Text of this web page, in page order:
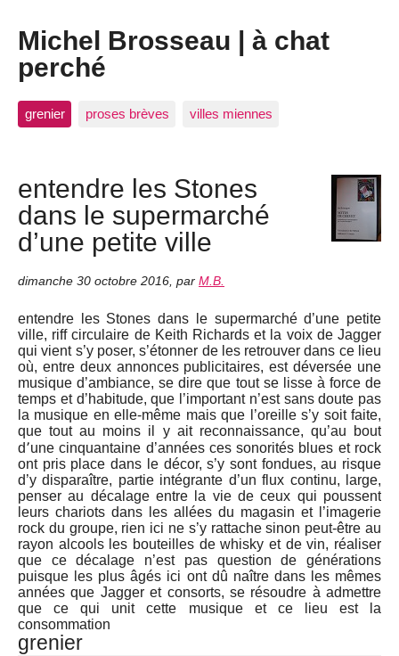
Michel Brosseau | à chat
perché
grenier proses brèves villes miennes
entendre les Stones
dans le supermarché
d’une petite ville
dimanche 30 octobre 2016, par M.B.
entendre les Stones dans le supermarché d’une petite
ville, riff circulaire de Keith Richards et la voix de Jagger
qui vient s’y poser, s’étonner de les retrouver dans ce lieu
où, entre deux annonces publicitaires, est déversée une
musique d’ambiance, se dire que tout se lisse à force de
temps et d’habitude, que l’important n’est sans doute pas
la musique en elle-même mais que l’oreille s’y soit faite,
que tout au moins il y ait reconnaissance, qu’au bout
d՚une cinquantaine d’années ces sonorités blues et rock
ont pris place dans le décor, s’y sont fondues, au risque
d’y disparaître, partie intégrante d’un flux continu, large,
penser au décalage entre la vie de ceux qui poussent
leurs chariots dans les allées du magasin et l’imagerie
rock du groupe, rien ici ne s’y rattache sinon peut-être au
rayon alcools les bouteilles de whisky et de vin, réaliser
que ce décalage n’est pas question de générations
puisque les plus âgés ici ont dû naître dans les mêmes
années que Jagger et consorts, se résoudre à admettre
que ce qui unit cette musique et ce lieu est la
consommation
grenier